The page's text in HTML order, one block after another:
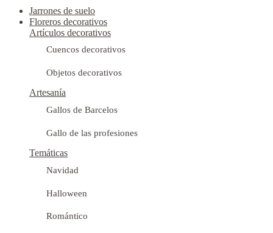
Jarrones de suelo
Floreros decorativos
Artículos decorativos
Cuencos decorativos
Objetos decorativos
Artesanía
Gallos de Barcelos
Gallo de las profesiones
Temáticas
Navidad
Halloween
Romántico